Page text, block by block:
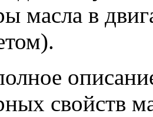
масла в
свойств